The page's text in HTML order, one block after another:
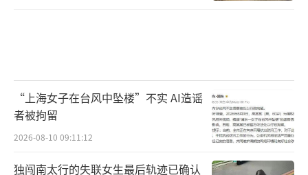
“上海女子在台风中坠楼”不实 AI造谣
者被拘留
2026-08-10 09:11:12
独闯南太行的失联女生最后轨迹已确认